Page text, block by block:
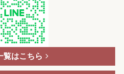
覧はこちら